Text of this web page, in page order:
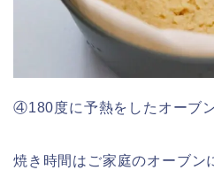
④180度に予熱をしたオーブ
焼き時間はご家庭のオーブン